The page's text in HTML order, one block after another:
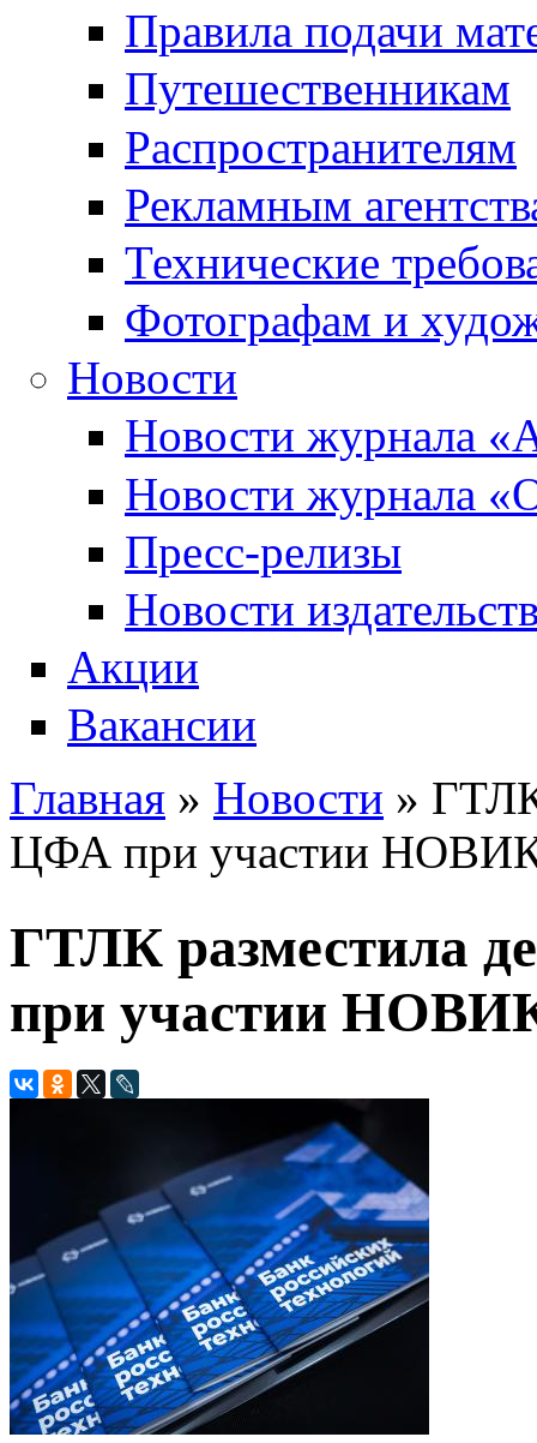
Правила подачи
Путешественникам
Распространителям
Рекламным
Технические
Фотографам и
Новости
Новости журнала
Новости журнала
Пресс-релизы
Новости
Акции
Вакансии
Вы здесь
Главная » Новости »
ЦФА при участии
ГТЛК разместила
при участии